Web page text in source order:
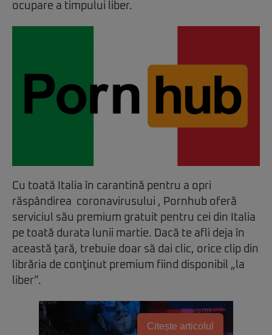
ocupare a timpului liber.
Cu toată Italia în carantină pentru a opri
răspândirea coronavirusului , Pornhub oferă
serviciul său premium gratuit pentru cei din Italia
pe toată durata lunii martie. Dacă te afli deja în
această ţară, trebuie doar să dai clic, orice clip din
librăria de conţinut premium fiind disponibil „la
liber”.
Citește articolul